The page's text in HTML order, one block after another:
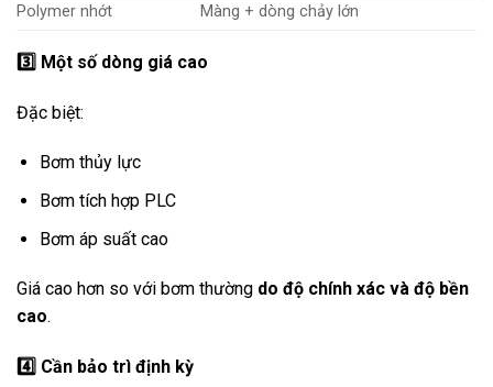
Polymer nhớt
Màng + dòng chảy lớn
3️ Một số dòng giá cao
Đặc biệt:
Bơm thủy lực
Bơm tích hợp PLC
Bơm áp suất cao
Giá cao hơn so với bơm thường do độ chính xác và độ bền
cao.
4️ Cần bảo trì định kỳ